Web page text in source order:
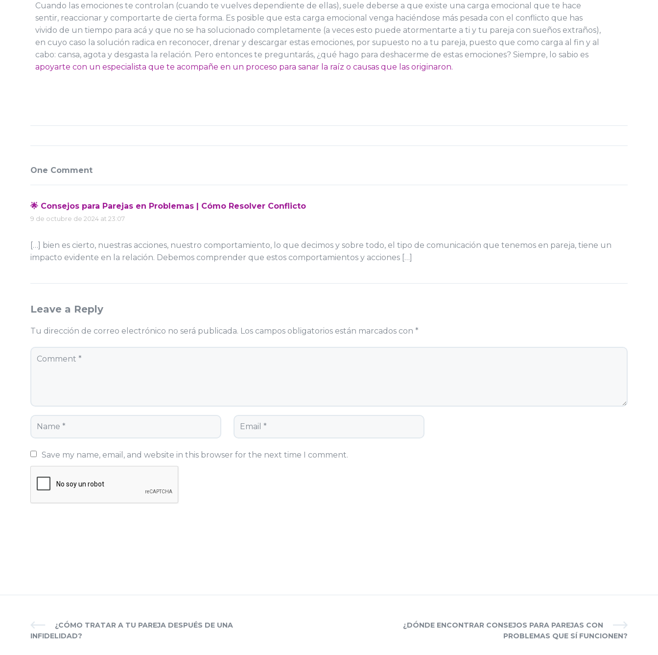
Cuando las emociones te controlan (cuando te vuelves dependiente de ellas), suele deberse a que existe una carga emocional que te hace
sentir, reaccionar y comportarte de cierta forma. Es posible que esta carga emocional venga haciéndose más pesada con el conflicto que has
vivido de un tiempo para acá y que no se ha solucionado completamente (a veces esto puede atormentarte a ti y tu pareja con sueños extraños),
en cuyo caso la solución radica en reconocer, drenar y descargar estas emociones, por supuesto no a tu pareja, puesto que como carga al fin y al
cabo: cansa, agota y desgasta la relación. Pero entonces te preguntarás, ¿qué hago para deshacerme de estas emociones? Siempre, lo sabio es
apoyarte con un especialista que te acompañe en un proceso para sanar la raíz o causas que las originaron.
One Comment
🌟 Consejos para Parejas en Problemas | Cómo Resolver Conflicto
9 de octubre de 2024 at 23:07
[…] bien es cierto, nuestras acciones, nuestro comportamiento, lo que decimos y sobre todo, el tipo de comunicación que tenemos en pareja, tiene un
impacto evidente en la relación. Debemos comprender que estos comportamientos y acciones […]
Leave a Reply
Tu dirección de correo electrónico no será publicada. Los campos obligatorios están marcados con *
Save my name, email, and website in this browser for the next time I comment.
¿CÓMO TRATAR A TU PAREJA DESPUÉS DE UNA
INFIDELIDAD?
¿DÓNDE ENCONTRAR CONSEJOS PARA PAREJAS CON
PROBLEMAS QUE SÍ FUNCIONEN?